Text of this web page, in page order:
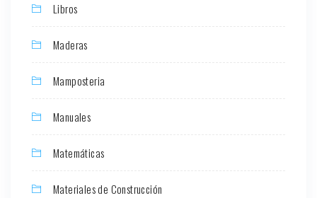
Libros
Maderas
Mamposteria
Manuales
Matemáticas
Materiales de Construcción